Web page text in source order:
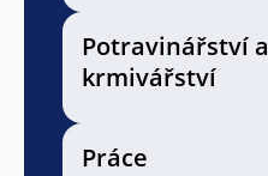
Potravinářství a
krmivářství
Práce